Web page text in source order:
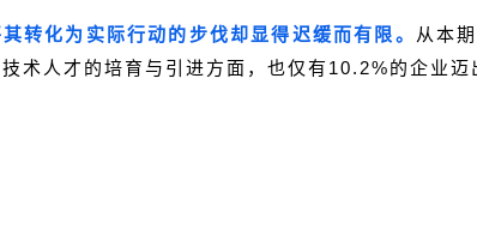
转化为实际行动的步伐却显得迟缓而有限。
从本
术人才的培育与引进方面，也仅有10.2%的企业迈